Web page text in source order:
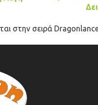
στην σειρά